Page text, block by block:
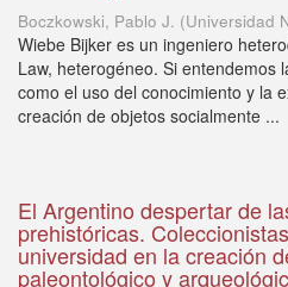
Boczkowski, Pablo J. (Universidad
Wiebe Bijker es un ingeniero
Law, heterogéneo. Si entendemos
como el uso del conocimiento y la
creación de objetos socialmente ...
El Argentino despertar de
prehistóricas.
universidad en la creación
paleontológico y